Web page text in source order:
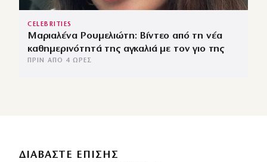
CELEBRITIES
Μαριαλένα Ρουμελιώτη: Βίντεο από τη νέα
καθημερινότητά της αγκαλιά με τον γιο της
ΠΡΙΝ ΑΠΌ 4 ΏΡΕΣ
ΔΙΑΒΑΣΤΕ ΕΠΙΣΗΣ